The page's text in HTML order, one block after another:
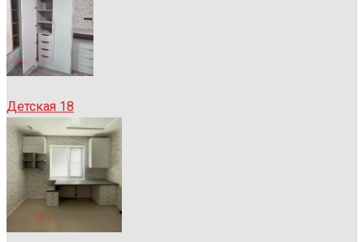
Детская 18